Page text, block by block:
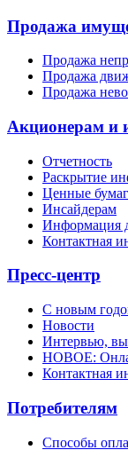
Продажа
Продажа
Продажа
Продажа
Акционерам и
Отчетность
Раскрытие
Ценные
Инсайдерам
Информация
Контактная
Пресс-центр
С новым
Новости
Интервью,
НОВОЕ:
Контактная
Потребителям
Способы